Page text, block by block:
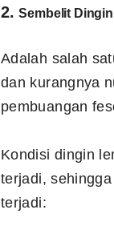
2.Sembelit
Adalah salah
dan kurangnya
pembuangan
Kondisi dingin
terjadi,
terjadi: